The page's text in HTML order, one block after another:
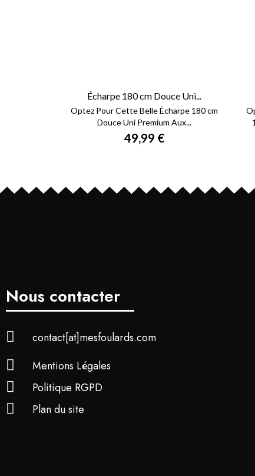
Écharpe 180 cm Douce Uni...
Optez Pour Cette Belle Écharpe 180 cm
Douce Uni Premium Aux...
49,99 €
Nous contacter
contact[at]mesfoulards.com
Mentions Légales
Politique RGPD
Plan du site